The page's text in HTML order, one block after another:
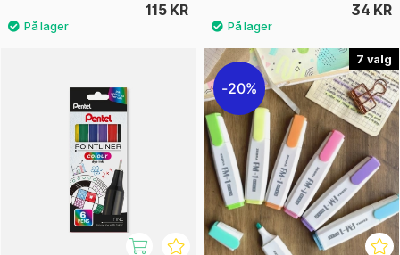
115 KR 34 KR
7
20%